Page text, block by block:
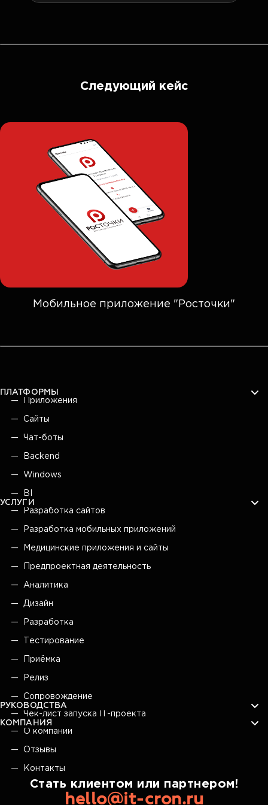
Следующий кейс
Мобильное приложение "Росточки"
ПЛАТФОРМЫ
Приложения
Сайты
Чат-боты
Backend
Windows
BI
УСЛУГИ
Разработка сайтов
Разработка мобильных приложений
Медицинские приложения и сайты
Предпроектная деятельность
Аналитика
Дизайн
Разработка
Тестирование
Приёмка
Релиз
Сопровождение
РУКОВОДСТВА
Чек-лист запуска IT-проекта
КОМПАНИЯ
О компании
Отзывы
Контакты
Стать клиентом или партнером!
hello@it-cron.ru